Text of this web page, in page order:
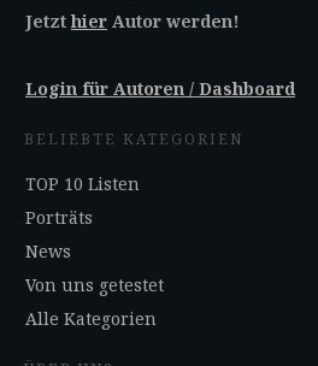
Jetzthier Autor werden!
Login für Autoren / Dashboard
BELIEBTE KATEGORIEN
TOP 10 Listen
Porträts
News
Von uns getestet
Alle Kategorien